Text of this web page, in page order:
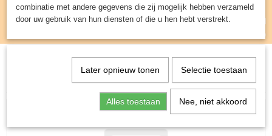
Inloggen Registreren
UW WINKELWAGEN
(0)
Spellen & Puzzels> HABA
Bouwplaats -
combinatie met andere gegevens die zij mogelijk hebben verzameld
door uw gebruik van hun diensten of die u hen hebt verstrekt.
Later opnieuw tonen Selectie toestaan
Alles toestaan Nee, niet akkoord